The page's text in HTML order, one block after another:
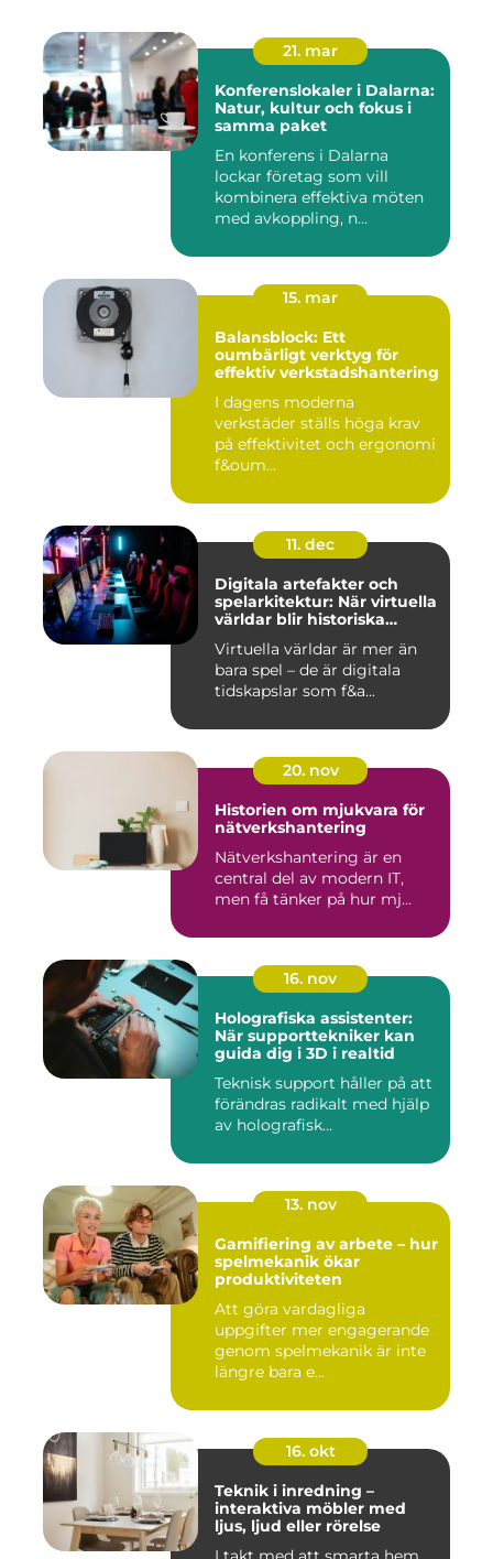
21. mar
Konferenslokaler i Dalarna:
Natur, kultur och fokus i
samma paket
En konferens i Dalarna
lockar företag som vill
kombinera effektiva möten
med avkoppling, n...
15. mar
Balansblock: Ett
oumbärligt verktyg för
effektiv verkstadshantering
I dagens moderna
verkstäder ställs höga krav
på effektivitet och ergonomi
f&oum...
11. dec
Digitala artefakter och
spelarkitektur: När virtuella
världar blir historiska
Virtuella världar är mer än
bara spel – de är digitala
tidskapslar som f&a...
20. nov
Historien om mjukvara för
nätverkshantering
Nätverkshantering är en
central del av modern IT,
men få tänker på hur mj...
16. nov
Holografiska assistenter:
När supporttekniker kan
guida dig i 3D i realtid
Teknisk support håller på att
förändras radikalt med hjälp
av holografisk...
13. nov
Gamifiering av arbete – hur
spelmekanik ökar
produktiviteten
Att göra vardagliga
uppgifter mer engagerande
genom spelmekanik är inte
längre bara e...
16. okt
Teknik i inredning –
interaktiva möbler med
ljus, ljud eller rörelse